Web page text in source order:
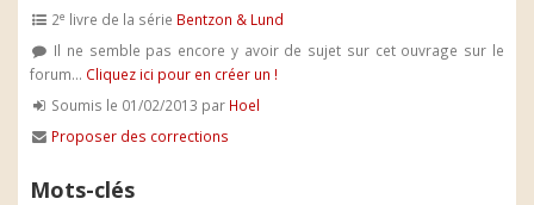
2e livre de la série Bentzon & Lund
Il ne semble pas encore y avoir de sujet sur cet ouvrage sur le
forum... Cliquez ici pour en créer un !
Soumis le 01/02/2013 par Hoel
Proposer des corrections
Mots-clés